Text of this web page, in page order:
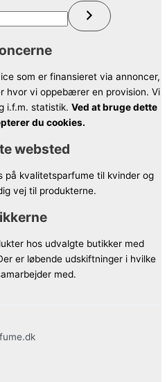
som er finansieret via annoncer,
hvor vi oppebærer en provision. Vi
i.f.m. statistik. Ved at bruge dette
du cookies.
websted
på kvalitetsparfume til kvinder og
vej til produkterne.
hos udvalgte butikker med
er løbende udskiftninger i hvilke
med.